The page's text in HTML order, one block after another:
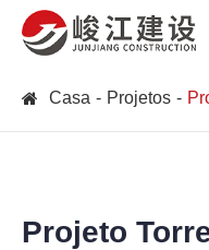
Casa Projetos
Projeto